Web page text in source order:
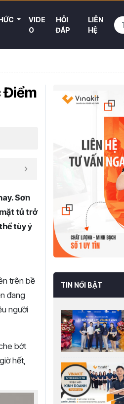
VIDE
O
HỎI
ĐÁP
LIÊN
HỆ
Điểm
Sơn
tủ trở
tùy ý
trên bề
đang
người
bớt
hết,
TIN NỔI BẬT